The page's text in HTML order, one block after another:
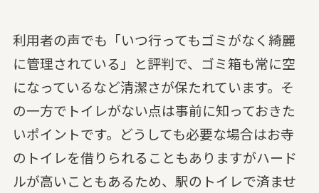
利用者の声でも「いつ行ってもゴミがなく綺麗
に管理されている」と評判で、ゴミ箱も常に空
になっているなど清潔さが保たれています。そ
の一方でトイレがない点は事前に知っておきた
いポイントです。どうしても必要な場合はお寺
のトイレを借りられることもありますがハード
ルが高いこともあるため、駅のトイレで済ませ